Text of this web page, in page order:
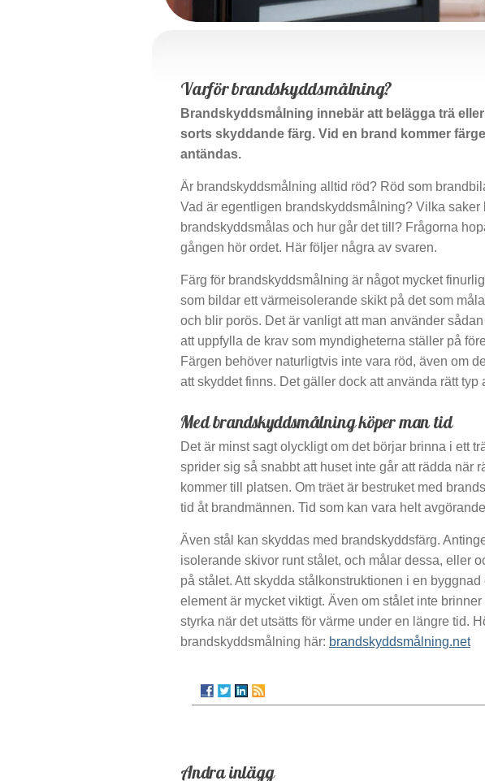
Varför brandskyddsmålning?
Brandskyddsmålning innebär att belägga trä
sorts skyddande färg. Vid en brand kommer
antändas.
Är brandskyddsmålning alltid röd? Röd som
Vad är egentligen brandskyddsmålning? Vilka saker
brandskyddsmålas och hur går det till? Frågorna
gången hör ordet. Här följer några av svaren.
Färg för brandskyddsmålning är något mycket
som bildar ett värmeisolerande skikt på det som
och blir porös. Det är vanligt att man använder
att uppfylla de krav som myndigheterna ställer på
Färgen behöver naturligtvis inte vara röd, även om
att skyddet finns. Det gäller dock att använda rätt typ
Med brandskyddsmålning köper man tid
Det är minst sagt olyckligt om det börjar brinna i ett
sprider sig så snabbt att huset inte går att rädda när
kommer till platsen. Om träet är bestruket med
tid åt brandmännen. Tid som kan vara helt
Även stål kan skyddas med brandskyddsfärg.
isolerande skivor runt stålet, och målar dessa, eller
på stålet. Att skydda stålkonstruktionen i en
element är mycket viktigt. Även om stålet inte
styrka när det utsätts för värme under en längre tid.
brandskyddsmålning här: brandskyddsmålning.net
Andra inlägg